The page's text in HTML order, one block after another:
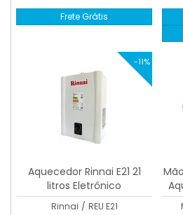
Frete Grátis
-11%
Aquecedor Rinnai E21 21
litros Eletrônico
Rinnai / REU E21